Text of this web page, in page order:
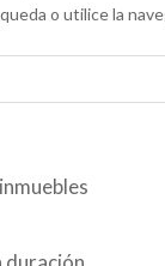
o utilice la